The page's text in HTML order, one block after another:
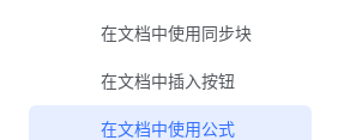
在文档中使用同步块
在文档中插入按钮
在文档中使用公式